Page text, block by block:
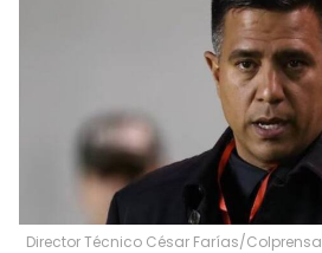
Director Técnico César Farías/Colprensa